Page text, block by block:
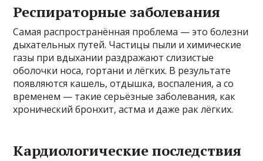
Респираторные заболевания
Самая распространённая проблема — это болезни
дыхательных путей. Частицы пыли и химические
газы при вдыхании раздражают слизистые
оболочки носа, гортани и лёгких. В результате
появляются кашель, отдышка, воспаления, а со
временем — такие серьёзные заболевания, как
хронический бронхит, астма и даже рак лёгких.
Кардиологические последствия